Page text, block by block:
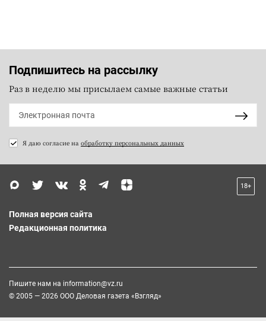
Подпишитесь на рассылку
Раз в неделю мы присылаем самые важные статьи
Я даю согласие на обработку персональных данных
18+
Полная версия сайта
Редакционная политика
Пишите нам на information@vz.ru
© 2005 — 2026 ООО Деловая газета «Взгляд»